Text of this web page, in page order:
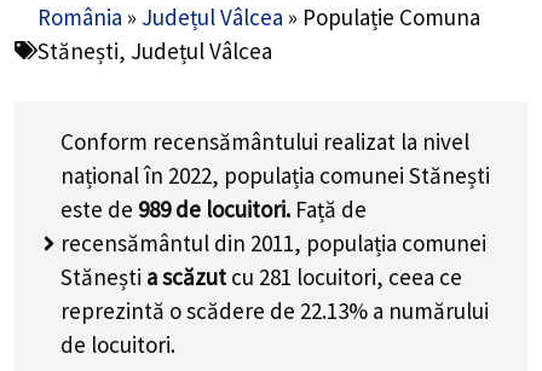
România » Județul Vâlcea » Populație Comuna
Stănești, Județul Vâlcea
Conform recensământului realizat la nivel
național în 2022, populația comunei Stănești
este de 989de locuitori. Față de
recensământul din 2011, populația comunei
Stănești a scăzut cu 281 locuitori, ceea ce
reprezintă o scădere de 22.13% a numărului
de locuitori.